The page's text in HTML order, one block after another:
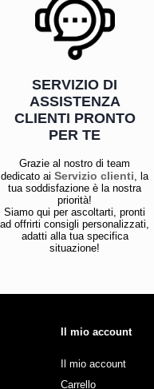
SERVIZIO DI
ASSISTENZA
CLIENTI PRONTO
PER TE
Grazie al nostro di team
dedicato aiServizio clienti, la
tua soddisfazione è la nostra
priorità!
Siamo qui per ascoltarti, pronti
ad offrirti consigli personalizzati,
adatti alla tua specifica
situazione!
Il mio account
Il mio account
Carrello